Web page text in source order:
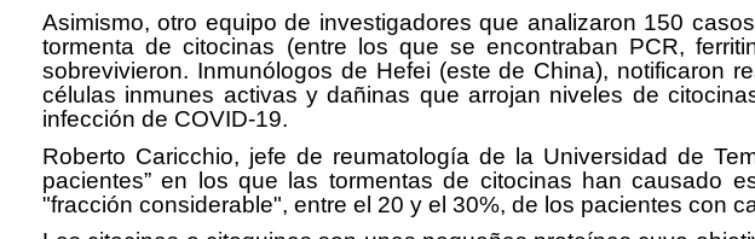
Asimismo, otro equipo de investigadores que analizaron 150
tormenta de citocinas (entre los que se encontraban PCR,
sobrevivieron. Inmunólogos de Hefei (este de China), notificaron
células inmunes activas y dañinas que arrojan niveles de
infección de COVID-19.
Roberto Caricchio, jefe de reumatología de la Universidad de
pacientes” en los que las tormentas de citocinas han causado
"fracción considerable", entre el 20 y el 30%, de los pacientes con